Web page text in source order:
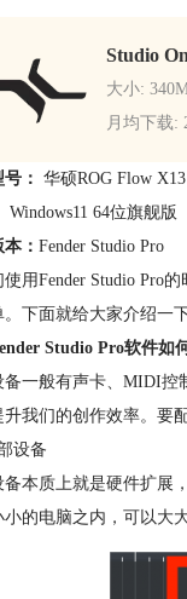
Studio
大小:
月均下载:
： 华硕ROG Flow X13
Windows11 64位旗舰版
： Fender Studio Pro
使用Fender Studio Pro
下面就给大家介绍一
Studio Pro软件如
备一般有声卡、MIDI控
升我们的创作效率。要
设备
备本质上就是硬件扩展
小的电脑之内，可以大